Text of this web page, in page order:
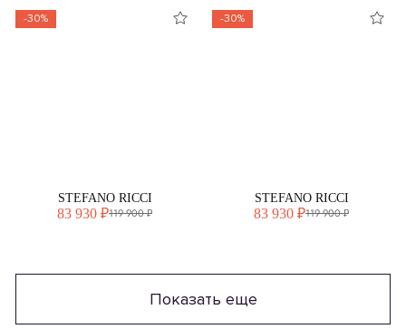
-30%
STEFANO RICCI
83 930 ₽119 900 ₽
-30%
STEFANO RICCI
83 930 ₽119 900 ₽
Показать еще